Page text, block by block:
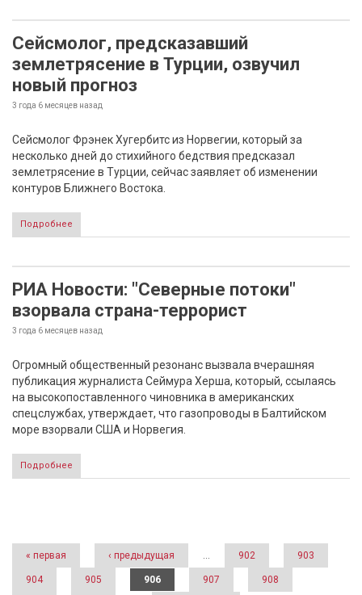
Сейсмолог, предсказавший
землетрясение в Турции, озвучил
новый прогноз
3 года 6 месяцев назад
Сейсмолог Фрэнек Хугербитс из Норвегии, который за
несколько дней до стихийного бедствия предсказал
землетрясение в Турции, сейчас заявляет об изменении
контуров Ближнего Востока.
Подробнее
РИА Новости: "Северные потоки"
взорвала страна-террорист
3 года 6 месяцев назад
Огромный общественный резонанс вызвала вчерашняя
публикация журналиста Сеймура Херша, который, ссылаясь
на высокопоставленного чиновника в американских
спецслужбах, утверждает, что газопроводы в Балтийском
море взорвали США и Норвегия.
Подробнее
Страницы
« первая ‹ предыдущая … 902 903
904 905 906 907 908